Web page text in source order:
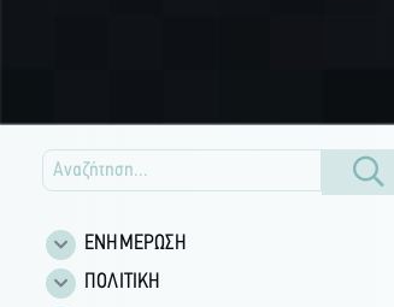
ΕΝΗΜΕΡΩΣΗ
ΠΟΛΙΤΙΚΗ